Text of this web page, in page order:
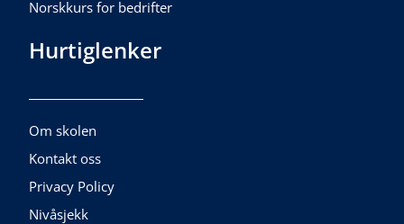
Norskkurs for bedrifter
Hurtiglenker
Om skolen
Kontakt oss
Privacy Policy
Nivåsjekk